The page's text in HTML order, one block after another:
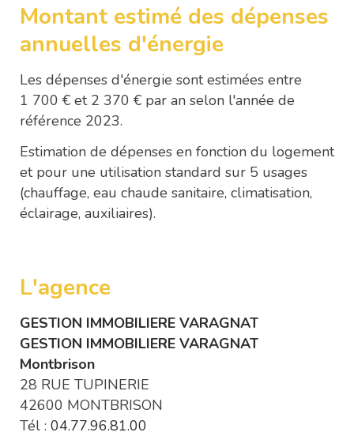
Montant estimé des dépenses
annuelles d'énergie
Les dépenses d'énergie sont estimées entre
1 700 € et 2 370 € par an selon l'année de
référence 2023.
Estimation de dépenses en fonction du logement
et pour une utilisation standard sur 5 usages
(chauffage, eau chaude sanitaire, climatisation,
éclairage, auxiliaires).
L'agence
GESTION IMMOBILIERE VARAGNAT
GESTION IMMOBILIERE VARAGNAT
Montbrison
28 RUE TUPINERIE
42600 MONTBRISON
Tél : 04.77.96.81.00